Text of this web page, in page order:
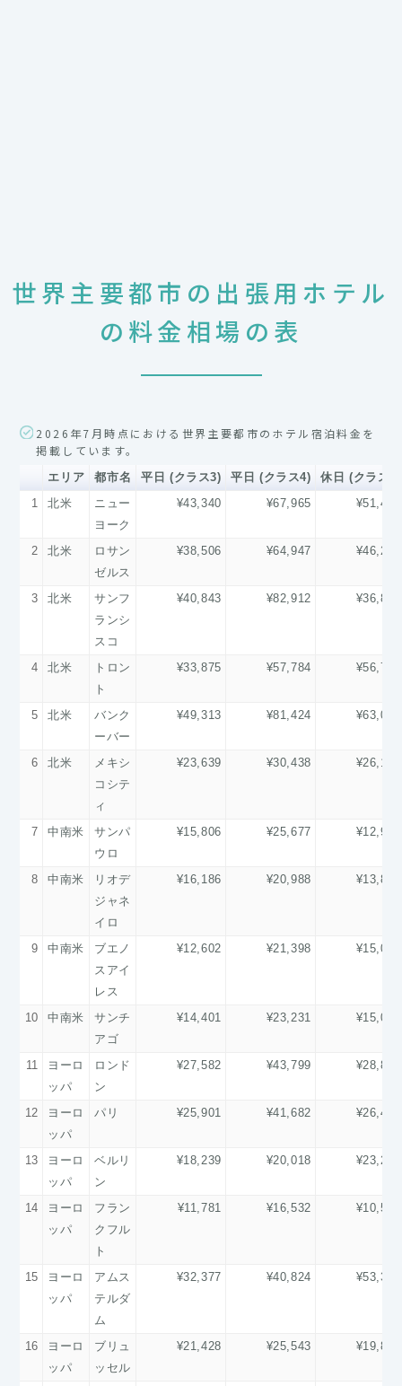
世界主要都市の出張用ホテル
の料金相場の表
2026年7月時点における世界主要都市のホテル宿泊料金を
掲載しています。
エリア 都市名 平日 (クラス3) 平日 (クラス4)
休日 (クラス3)
1
北米
ニュー
ヨーク
¥43,340 ¥67,965 ¥51,461
2 北米
ロサン
ゼルス
¥38,506 ¥64,947 ¥46,289
3 北米
サンフ
ランシ
スコ
¥40,843 ¥82,912 ¥36,807
4 北米
トロン
ト
¥33,875 ¥57,784 ¥56,773
5 北米
バンク
ーバー
¥49,313 ¥81,424 ¥63,016
6 北米
メキシ
コシテ
ィ
¥23,639 ¥30,438 ¥26,164
7 中南米
サンパ
ウロ
¥15,806 ¥25,677 ¥12,997
8 中南米
リオデ
ジャネ
イロ
¥16,186 ¥20,988 ¥13,845
9 中南米
ブエノ
スアイ
レス
¥12,602 ¥21,398 ¥15,074
10 中南米
サンチ
アゴ
¥14,401 ¥23,231 ¥15,044
11
ヨーロ
ッパ
ロンド
ン
¥27,582 ¥43,799 ¥28,855
12
ヨーロ
ッパ
パリ ¥25,901 ¥41,682 ¥26,477
13
ヨーロ
ッパ
ベルリ
ン
¥18,239 ¥20,018 ¥23,237
14
ヨーロ
ッパ
フラン
クフル
ト
¥11,781 ¥16,532 ¥10,590
15
ヨーロ
ッパ
アムス
テルダ
ム
¥32,377 ¥40,824 ¥53,365
16
ヨーロ
ッパ
ブリュ
ッセル
¥21,428 ¥25,543 ¥19,845